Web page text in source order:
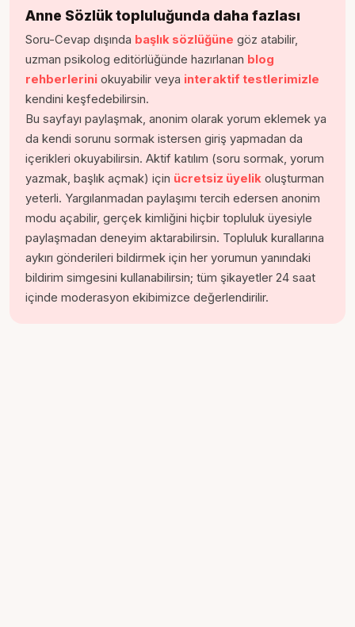
Anne Sözlük topluluğunda daha fazlası
Soru-Cevap dışında başlık sözlüğüne göz atabilir,
uzman psikolog editörlüğünde hazırlanan blog
rehberlerini okuyabilir veya interaktif testlerimizle
kendini keşfedebilirsin.
Bu sayfayı paylaşmak, anonim olarak yorum eklemek ya
da kendi sorunu sormak istersen giriş yapmadan da
içerikleri okuyabilirsin. Aktif katılım (soru sormak, yorum
yazmak, başlık açmak) için ücretsiz üyelik oluşturman
yeterli. Yargılanmadan paylaşımı tercih edersen anonim
modu açabilir, gerçek kimliğini hiçbir topluluk üyesiyle
paylaşmadan deneyim aktarabilirsin. Topluluk kurallarına
aykırı gönderileri bildirmek için her yorumun yanındaki
bildirim simgesini kullanabilirsin; tüm şikayetler 24 saat
içinde moderasyon ekibimizce değerlendirilir.